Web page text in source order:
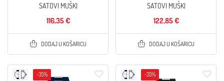
SATOVI MUŠKI
116,35 €
DODAJ U KOŠARICU
SATOVI MUŠKI
122,85 €
DODAJ U KOŠARICU
-35% -35%